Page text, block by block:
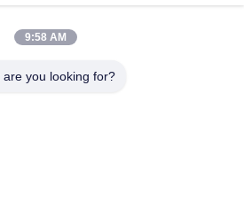
ลาสติก
ดนิยม
รถบรรทุกตู้โพลี
9:58 AM
you looking for?